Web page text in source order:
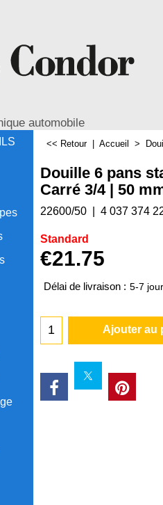
automobile
<< Retour Accueil >
Douille 6 pans
Carré 3/4 | 50
22600/50 4 037 374
Standard
€21.75
Délai de livraison : 5-7
Ajouter au